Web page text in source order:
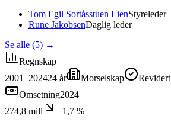
Tom Egil Sortåsstuen LienStyreleder
Rune JakobsenDaglig leder
Se alle (5) →
Regnskap
2001–202424 år Morselskap
Revidert
Omsetning2024
274,8 mill
−1,7 %